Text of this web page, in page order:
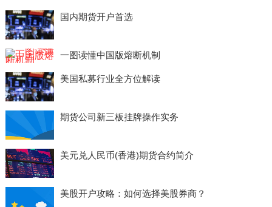
国内期货开户首选
一图读懂中国版熔断机制
美国私募行业全方位解读
期货公司新三板挂牌操作实务
美元兑人民币(香港)期货合约简介
美股开户攻略：如何选择美股券商？